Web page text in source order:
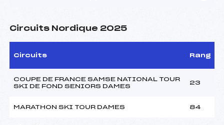
Circuits Nordique 2025
Circuits Rang
COUPE DE FRANCE SAMSE NATIONAL TOUR
SKI DE FOND SENIORS DAMES
23
MARATHON SKI TOUR DAMES 84